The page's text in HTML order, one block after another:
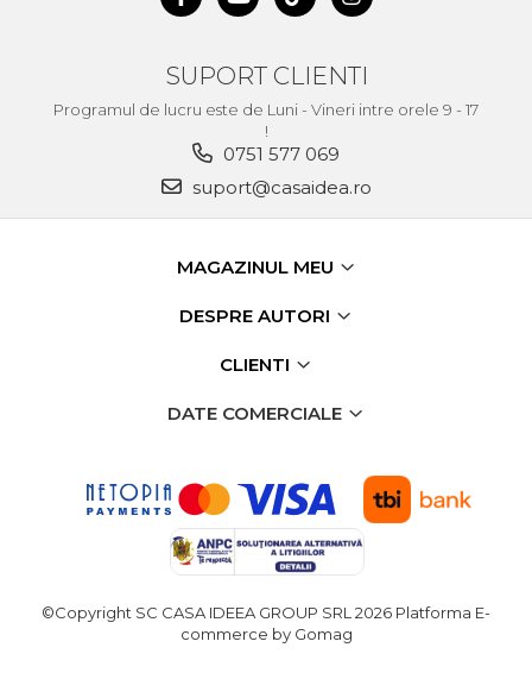
Menghina de banc – tamplarie
si alte domenii
Suruburi si dibluri
Masina de taiat beton
Utilaje tamplarie / prelucrare
Aeroterme si Ventilatoare
Bormasini & Masini de Gaurit
Dispozitive de taiat polistiren
Polizoare drepte & accesorii
Purificatoare de aer
SUPORT CLIENTI
Programul de lucru este de Luni - Vineri intre orele 9 - 17
!
0751 577 069
suport@casaidea.ro
MAGAZINUL MEU
DESPRE AUTORI
CLIENTI
DATE COMERCIALE
©Copyright SC CASA IDEEA GROUP SRL 2026 Platforma E-
commerce by Gomag